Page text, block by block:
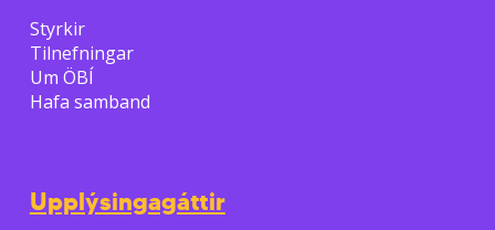
Styrkir
Tilnefningar
Um ÖBÍ
Hafa samband
Upplýsingagáttir